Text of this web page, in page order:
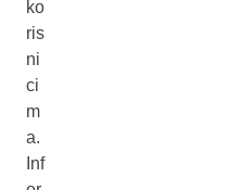
ko
ris
ni
ci
m
a.
Inf